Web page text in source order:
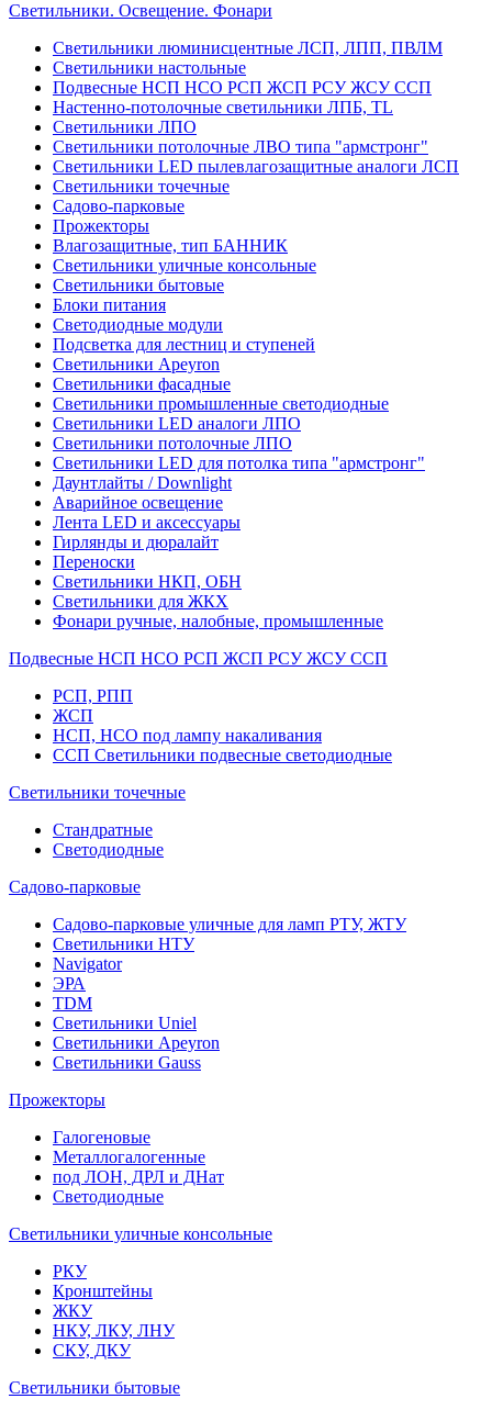
Светильники. Освещение. Фонари
Светильники люминисцентные ЛСП, ЛПП, ПВЛМ
Светильники настольные
Подвесные НСП НСО РСП ЖСП РСУ ЖСУ ССП
Настенно-потолочные светильники ЛПБ, TL
Светильники ЛПО
Светильники потолочные ЛВО типа "армстронг"
Светильники LED пылевлагозащитные аналоги ЛСП
Светильники точечные
Садово-парковые
Прожекторы
Влагозащитные, тип БАННИК
Светильники уличные консольные
Светильники бытовые
Блоки питания
Светодиодные модули
Подсветка для лестниц и ступеней
Светильники Apeyron
Светильники фасадные
Светильники промышленные светодиодные
Светильники LED аналоги ЛПО
Светильники потолочные ЛПО
Светильники LED для потолка типа "армстронг"
Даунтлайты / Downlight
Аварийное освещение
Лента LED и аксессуары
Гирлянды и дюралайт
Переноски
Светильники НКП, ОБН
Светильники для ЖКХ
Фонари ручные, налобные, промышленные
Подвесные НСП НСО РСП ЖСП РСУ ЖСУ ССП
РСП, РПП
ЖСП
НСП, НСО под лампу накаливания
ССП Светильники подвесные светодиодные
Светильники точечные
Стандратные
Светодиодные
Садово-парковые
Садово-парковые уличные для ламп РТУ, ЖТУ
Светильники НТУ
Navigator
ЭРА
TDM
Светильники Uniel
Светильники Apeyron
Светильники Gauss
Прожекторы
Галогеновые
Металлогалогенные
под ЛОН, ДРЛ и ДНат
Светодиодные
Светильники уличные консольные
РКУ
Кронштейны
ЖКУ
НКУ, ЛКУ, ЛНУ
СКУ, ДКУ
Светильники бытовые